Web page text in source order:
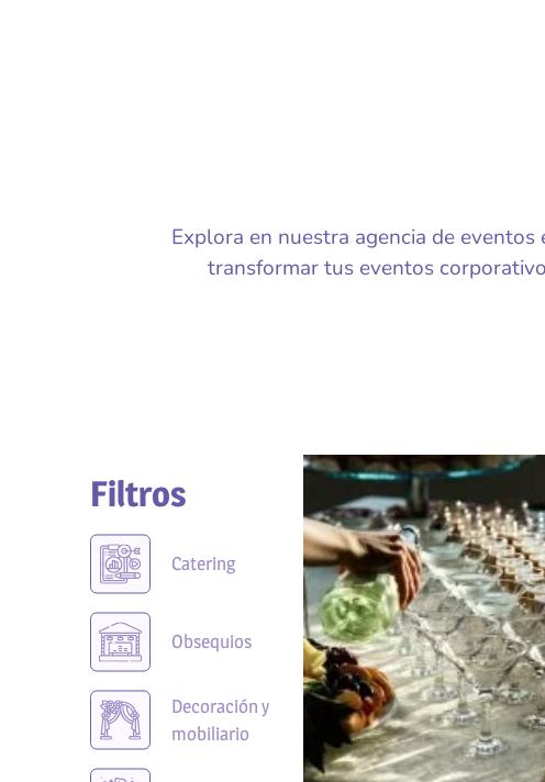
Explora en nuestra agencia de
transformar tus eventos
Filtros
Catering
Obsequios
Decoración y
mobiliario